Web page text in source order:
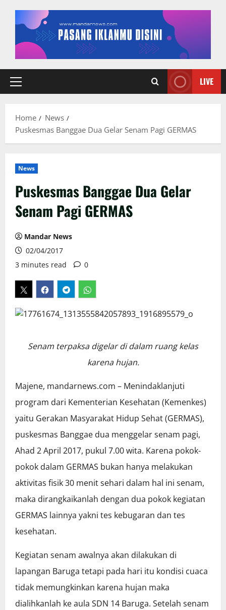
Primary
LIVE
Home
News
Puskesmas Banggae Dua Gelar Senam Pagi GERMAS
News
Puskesmas Banggae Dua Gelar
Senam Pagi GERMAS
Mandar News
02/04/2017
3 minutes read
0
Senam terpaksa digelar di dalam ruang kelas
karena hujan.
Majene, mandarnews.com – Menindaklanjuti
program dari Kementerian Kesehatan (Kemenkes)
yaitu Gerakan Masyarakat Hidup Sehat (GERMAS),
puskesmas Banggae dua menggelar senam pagi,
Ahad 2 April 2017, pukul 7.00 wita. Karena pokok-
pokok dalam GERMAS bukan hanya melakukan
aktivitas fisik 30 menit sehari dalam hal ini senam,
maka dirangkaikanlah dengan dua pokok kegiatan
GERMAS lainnya yakni tes kebugaran dan tes
kesehatan.
Kegiatan senam awalnya akan dilakukan di
lapangan Baruga tetapi pada hari itu kondisi cuaca
tidak memungkinkan karena hujan maka
dialihkanlah ke aula SDN 14 Baruga. Setelah senam